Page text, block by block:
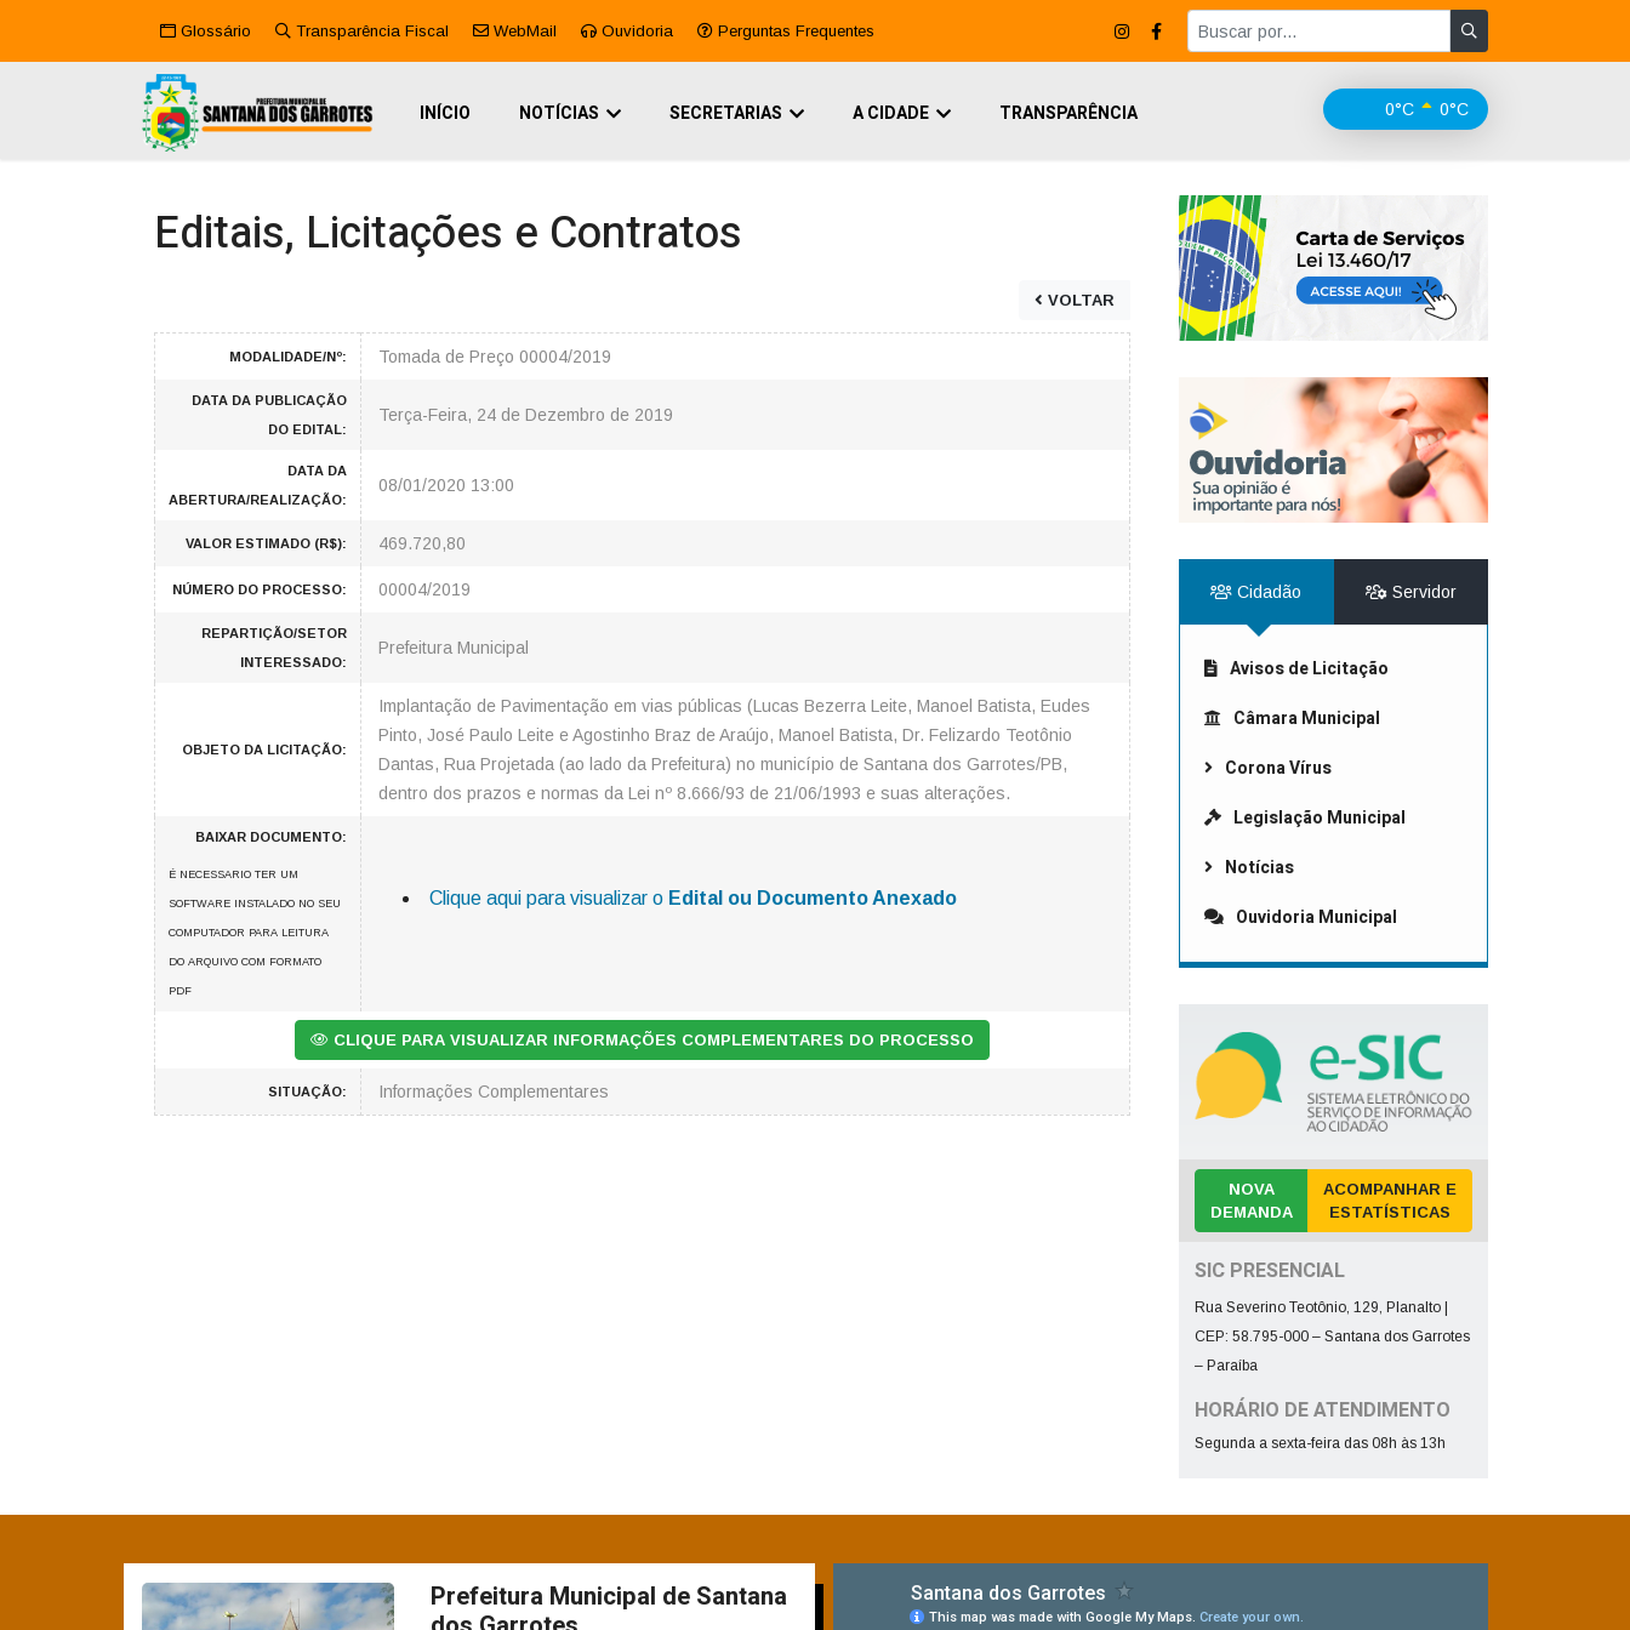
Glossário Transparência Fiscal WebMail Ouvidoria Perguntas Frequentes
0°C 0°C
INÍCIO NOTÍCIAS SECRETARIAS A CIDADE TRANSPARÊNCIA
Editais, Licitações e Contratos
VOLTAR
MODALIDADE/Nº: Tomada de Preço 00004/2019
DATA DA PUBLICAÇÃO
DO EDITAL:
Terça-Feira, 24 de Dezembro de 2019
DATA DA
ABERTURA/REALIZAÇÃO:
08/01/2020 13:00
VALOR ESTIMADO (R$): 469.720,80
NÚMERO DO PROCESSO: 00004/2019
REPARTIÇÃO/SETOR
INTERESSADO:
Prefeitura Municipal
OBJETO DA LICITAÇÃO:
Implantação de Pavimentação em vias públicas (Lucas Bezerra Leite, Manoel Batista, Eudes
Pinto, José Paulo Leite e Agostinho Braz de Araújo, Manoel Batista, Dr. Felizardo Teotônio
Dantas, Rua Projetada (ao lado da Prefeitura) no município de Santana dos Garrotes/PB,
dentro dos prazos e normas da Lei nº 8.666/93 de 21/06/1993 e suas alterações.
BAIXAR DOCUMENTO:
É NECESSARIO TER UM
SOFTWARE INSTALADO NO SEU
COMPUTADOR PARA LEITURA
DO ARQUIVO COM FORMATO
PDF
Clique aqui para visualizar o Edital ou Documento Anexado
CLIQUE PARA VISUALIZAR INFORMAÇÕES COMPLEMENTARES DO PROCESSO
SITUAÇÃO: Informações Complementares
Cidadão Servidor
Avisos de Licitação
Câmara Municipal
Corona Vírus
Legislação Municipal
Notícias
Ouvidoria Municipal
NOVA
DEMANDA
ACOMPANHAR E
ESTATÍSTICAS
SIC PRESENCIAL
Rua Severino Teotônio, 129, Planalto |
CEP: 58.795-000 – Santana dos Garrotes
– Paraíba
HORÁRIO DE ATENDIMENTO
Segunda a sexta-feira das 08h às 13h
Prefeitura Municipal de Santana